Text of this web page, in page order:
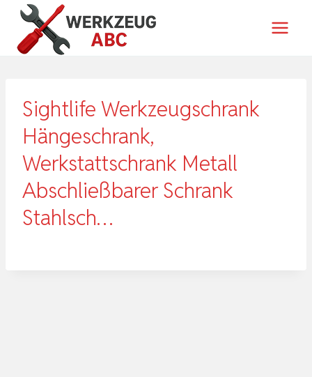
Zum
Inhalt
springen
Sightlife Werkzeugschrank
Hängeschrank,
Werkstattschrank Metall
Abschließbarer Schrank
Stahlsch…